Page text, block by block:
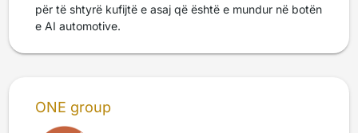
për të shtyrë kufijtë e asaj që është e mundur në botën
e AI automotive.
ONE group